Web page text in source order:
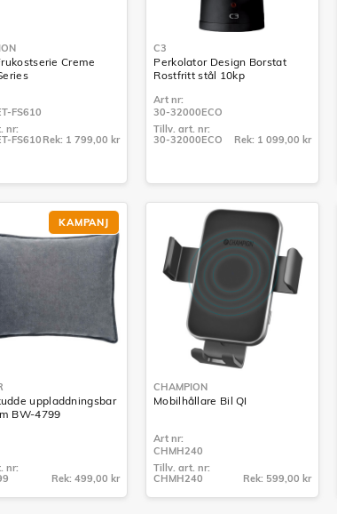
Creme
FS610
nr:
FS610 Rek: 1 799,00 kr
C3
Perkolator Design Borstat
Rostfritt stål 10kp
Art nr:
30-32000ECO
Tillv. art. nr:
30-32000ECO
Rek: 1 099,00 kr
KAMPANJ
uppladdningsbar
BW-4799
nr:
Rek: 499,00 kr
CHAMPION
Mobilhållare Bil QI
Art nr:
CHMH240
CHMH240
Tillv. art. nr:
CHMH240
Rek: 599,00 kr